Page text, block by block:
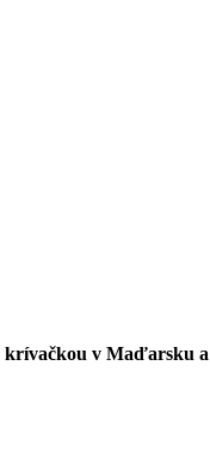
krívačkou v Maďarsku